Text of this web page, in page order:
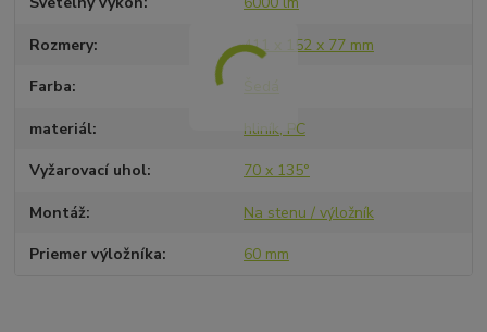
Rozmery 411 x 152 x 77 mm
Farba
materiál hliník, PC
Vyžarovací uhol 70 x 135°
Montáž Na stenu / výložník
Priemer výložníka 60 mm